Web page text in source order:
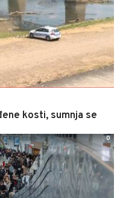
kosti, sumnja se
0